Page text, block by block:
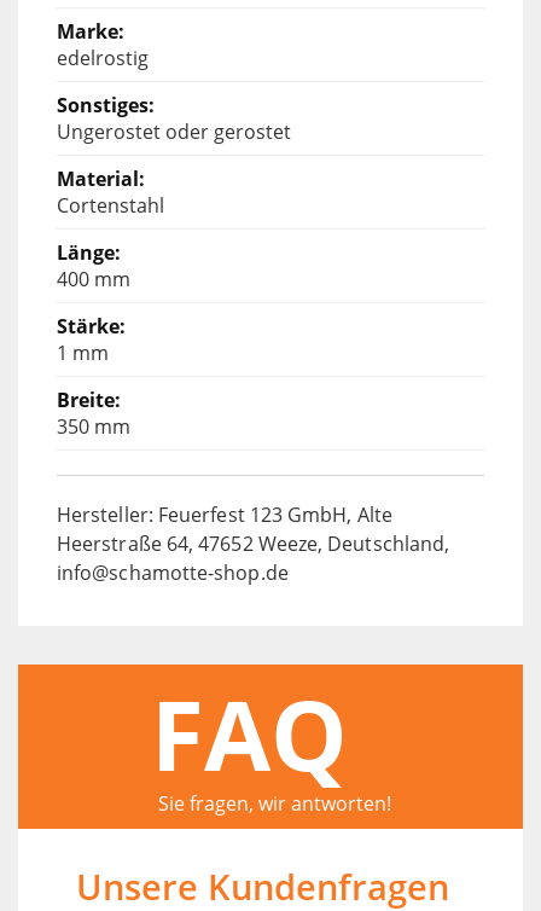
edelrostig
Ungerostet oder gerostet
Cortenstahl
400 mm
1 mm
350 mm
Hersteller: Feuerfest 123 GmbH, Alte
Heerstraße 64, 47652 Weeze, Deutschland,
info@schamotte-shop.de
FAQ
Sie fragen, wir antworten!
Unsere Kundenfragen